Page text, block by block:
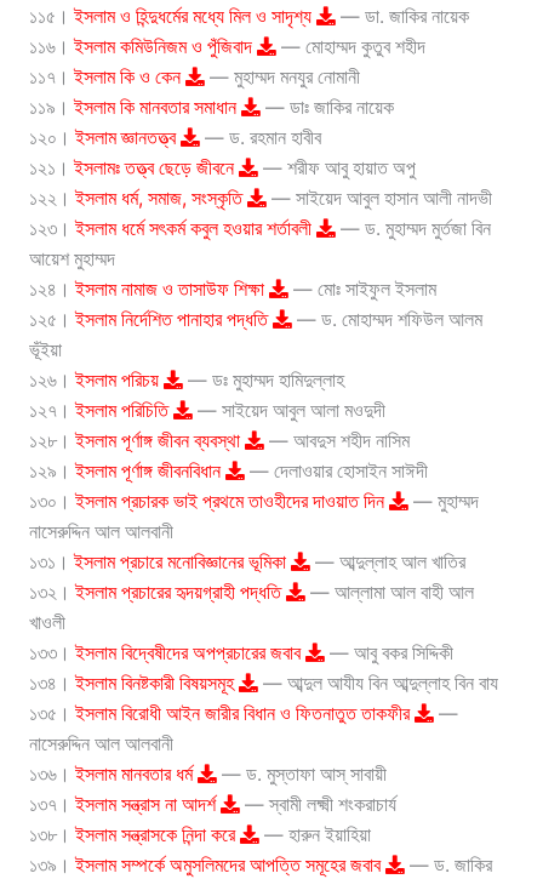
১১৫।ইসলাম ও হিন্দুধর্মের মধ্যে মিল ও সাদৃশ্য
— ডা. জাকির নায়েক
১১৬।ইসলাম কমিউনিজম ও পুঁজিবাদ
— মোহাম্মদ কুতুব শহীদ
১১৭।ইসলাম কি ও কেন
— মুহাম্মদ মনযুর নোমানী
১১৯।ইসলাম কি মানবতার সমাধান
— ডাঃ জাকির নায়েক
১২০।ইসলাম জ্ঞানতত্ত্ব
— ড. রহমান হাবীব
১২১।ইসলামঃ তত্ত্ব ছেড়ে জীবনে
— শরীফ আবু হায়াত অপু
১২২।ইসলাম ধর্ম, সমাজ, সংস্কৃতি
— সাইয়েদ আবুল হাসান আলী নাদভী
১২৩।ইসলাম ধর্মে সৎকর্ম কবুল হওয়ার শর্তাবলী
— ড. মুহাম্মদ মুর্তজা বিন
আয়েশ মুহাম্মদ
১২৪।ইসলাম নামাজ ও তাসাউফ শিক্ষা
— মোঃ সাইফুল ইসলাম
১২৫।ইসলাম নির্দেশিত পানাহার পদ্ধতি
— ড. মোহাম্মদ শফিউল আলম
ভূঁইয়া
১২৬।ইসলাম পরিচয়
— ডঃ মুহাম্মদ হামিদুল্লাহ
১২৭।ইসলাম পরিচিতি
— সাইয়েদ আবুল আলা মওদুদী
১২৮।ইসলাম পূর্ণাঙ্গ জীবন ব্যবস্থা
— আবদুস শহীদ নাসিম
১২৯।ইসলাম পূর্ণাঙ্গ জীবনবিধান
— দেলাওয়ার হোসাইন সাঈদী
১৩০।ইসলাম প্রচারক ভাই প্রথমে তাওহীদের দাওয়াত দিন
— মুহাম্মদ
নাসেরুদ্দিন আল আলবানী
১৩১।ইসলাম প্রচারে মনোবিজ্ঞানের ভূমিকা
— আব্দুল্লাহ আল খাতির
১৩২।ইসলাম প্রচারের হৃদয়গ্রাহী পদ্ধতি
— আল্লামা আল বাহী আল
খাওলী
১৩৩।ইসলাম বিদ্বেষীদের অপপ্রচারের জবাব
— আবু বকর সিদ্দিকী
১৩৪।ইসলাম বিনষ্টকারী বিষয়সমূহ
— আব্দুল আযীয বিন আব্দুল্লাহ বিন বায
১৩৫।ইসলাম বিরোধী আইন জারীর বিধান ও ফিতনাতুত তাকফীর
—
নাসেরুদ্দিন আল আলবানী
১৩৬।ইসলাম মানবতার ধর্ম
— ড. মুস্তাফা আস্‌ সাবায়ী
১৩৭।ইসলাম সন্ত্রাস না আদর্শ
— স্বামী লক্ষ্মী শংকরাচার্য
১৩৮।ইসলাম সন্ত্রাসকে নিন্দা করে
— হারুন ইয়াহিয়া
১৩৯।ইসলাম সম্পর্কে অমুসলিমদের আপত্তি সমূহের জবাব
— ড. জাকির